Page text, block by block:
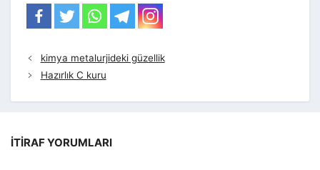
kimya metalurjideki güzellik
Hazırlık C kuru
İTIRAF YORUMLARI